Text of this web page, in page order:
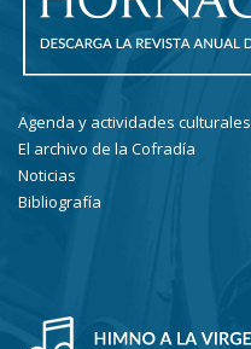
Agenda y actividades culturales
El archivo de la Cofradía
Noticias
Bibliografía